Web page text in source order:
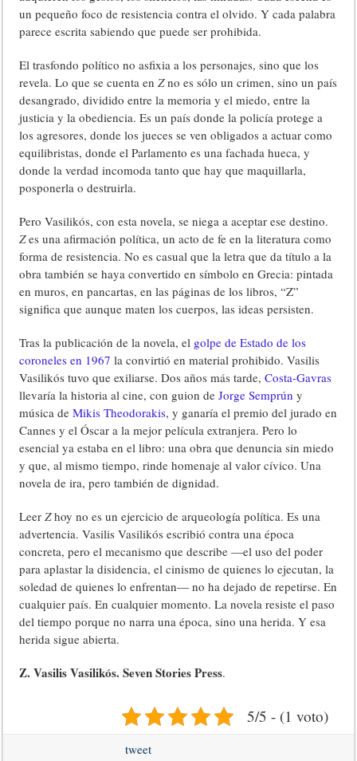
un pequeño foco de resistencia contra el olvido. Y cada palabra
parece escrita sabiendo que puede ser prohibida.
El trasfondo político no asfixia a los personajes, sino que los
revela. Lo que se cuenta enZno es sólo un crimen, sino un país
desangrado, dividido entre la memoria y el miedo, entre la
justicia y la obediencia. Es un país donde la policía protege a
los agresores, donde los jueces se ven obligados a actuar como
equilibristas, donde el Parlamento es una fachada hueca, y
donde la verdad incomoda tanto que hay que maquillarla,
posponerla o destruirla.
Pero Vasilikós, con esta novela, se niega a aceptar ese destino.
Zes una afirmación política, un acto de fe en la literatura como
forma de resistencia. No es casual que la letra que da título a la
obra también se haya convertido en símbolo en Grecia: pintada
en muros, en pancartas, en las páginas de los libros, “Z”
significa que aunque maten los cuerpos, las ideas persisten.
Tras la publicación de la novela, el golpe de Estado de los
coroneles en 1967 la convirtió en material prohibido. Vasilis
Vasilikós tuvo que exiliarse. Dos años más tarde,Costa-Gavras
llevaría la historia al cine, con guion deJorge Semprún y
música deMikis Theodorakis, y ganaría el premio del jurado en
Cannes y el Óscar a la mejor película extranjera. Pero lo
esencial ya estaba en el libro: una obra que denuncia sin miedo
y que, al mismo tiempo, rinde homenaje al valor cívico. Una
novela de ira, pero también de dignidad.
LeerZhoy no es un ejercicio de arqueología política. Es una
advertencia. Vasilis Vasilikós escribió contra una época
concreta, pero el mecanismo que describe —el uso del poder
para aplastar la disidencia, el cinismo de quienes lo ejecutan, la
soledad de quienes lo enfrentan— no ha dejado de repetirse. En
cualquier país. En cualquier momento. La novela resiste el paso
del tiempo porque no narra una época, sino una herida. Y esa
herida sigue abierta.
Z. Vasilis Vasilikós. Seven Stories Press.
5/5 - (1 voto)
tweet